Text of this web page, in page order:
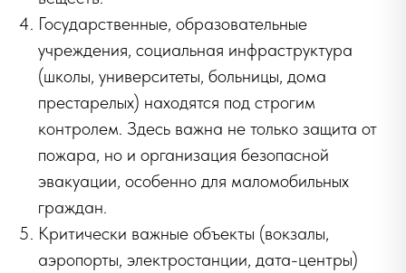
Государственные, образовательные
учреждения, социальная инфраструктура
(школы, университеты, больницы, дома
престарелых) находятся под строгим
контролем. Здесь важна не только защита от
пожара, но и организация безопасной
эвакуации, особенно для маломобильных
граждан.
Критически важные объекты (вокзалы,
аэропорты, электростанции, дата-центры)